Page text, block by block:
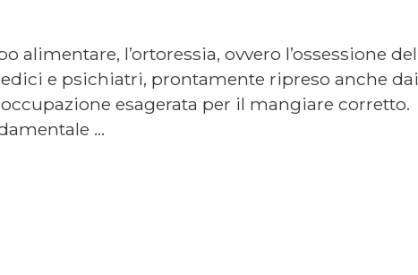
l’ortoressia, ovvero l’ossessione del
e psichiatri, prontamente ripreso anche dai
esagerata per il mangiare corretto.
…